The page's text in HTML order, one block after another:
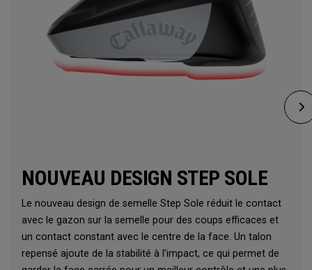
NOUVEAU DESIGN STEP SOLE
Le nouveau design de semelle Step Sole réduit le contact
avec le gazon sur la semelle pour des coups efficaces et
un contact constant avec le centre de la face. Un talon
repensé ajoute de la stabilité à l’impact, ce qui permet de